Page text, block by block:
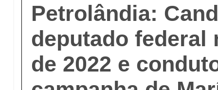
Petrolândia:
deputado federal
de 2022 e